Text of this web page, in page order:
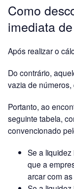
Como
imediata
Após realizar o
Do contrário,
vazia de números,
Portanto, ao
seguinte tabela,
convencionado
Se a
que a
arcar com